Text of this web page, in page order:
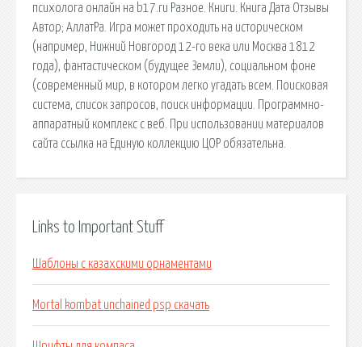
психолога онлайн на b17.ru Разное. Книги. Книга Дата Отзывы
Автор; АллатРа. Игра может проходить на историческом
(например, Нижний Новгород 12-го века или Москва 1812
года), фантастическом (будущее Земли), социальном фоне
(современный мир, в котором легко угадать всем. Поисковая
сиcтема, список запросов, поиск информации. Программно-
аппаратный комплекс с веб. При использовании материалов
сайта ссылка на Единую коллекцию ЦОР обязательна.
Links to Important Stuff
Шаблоны с казахскими орнаментами
Mortal kombat unchained psp скачать